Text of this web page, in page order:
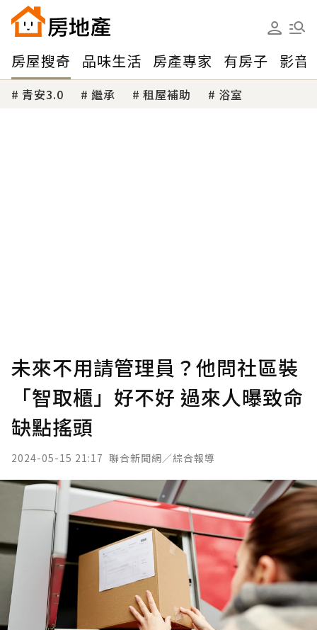
房屋搜奇 品味生活 房產專家 有房子 影音
青安3.0 繼承 租屋補助 浴室
未來不用請管理員？他問社區裝
「智取櫃」好不好 過來人曝致命
缺點搖頭
2024-05-15 21:17 聯合新聞網／綜合報導